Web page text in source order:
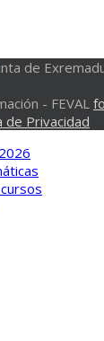
- FEVAL
de Privacidad